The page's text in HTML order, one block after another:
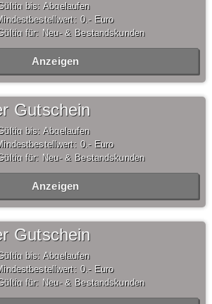
bis: Abgelaufen
0,- Euro
für: Neu- & Bestandskunden
Anzeigen
Gutschein
bis: Abgelaufen
0,- Euro
für: Neu- & Bestandskunden
Anzeigen
Gutschein
bis: Abgelaufen
0,- Euro
für: Neu- & Bestandskunden